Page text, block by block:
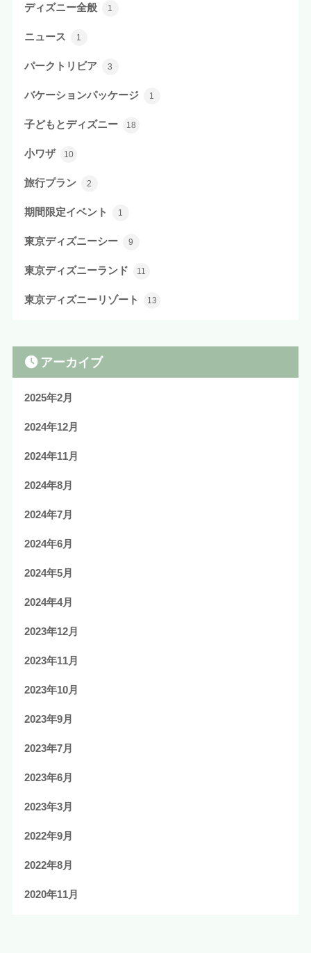
ディズニー全般 1
ニュース 1
パークトリビア 3
バケーションパッケージ 1
子どもとディズニー 18
小ワザ 10
旅行プラン 2
期間限定イベント 1
東京ディズニーシー 9
東京ディズニーランド 11
東京ディズニーリゾート 13
アーカイブ
2025年2月
2024年12月
2024年11月
2024年8月
2024年7月
2024年6月
2024年5月
2024年4月
2023年12月
2023年11月
2023年10月
2023年9月
2023年7月
2023年6月
2023年3月
2022年9月
2022年8月
2020年11月